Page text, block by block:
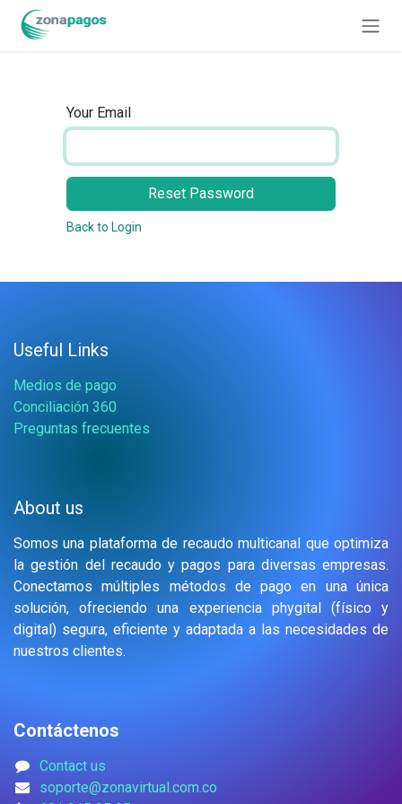
Skip to Content
Your Email
Reset Password
Back to Login
Useful Links
Medios de pago
Conciliación 360
Preguntas frecuentes
About us
Somos una plataforma de recaudo multicanal que optimiza
la gestión del recaudo y pagos para diversas empresas.
Conectamos múltiples métodos de pago en una única
solución, ofreciendo una experiencia phygital (físico y
digital) segura, eficiente y adaptada a las necesidades de
nuestros clientes.
Contáctenos
Contact us
soporte@zonavirtual.com.co